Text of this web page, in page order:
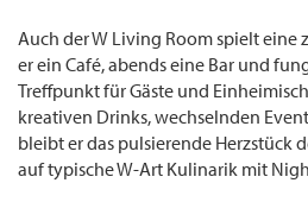
Auch der W Living Room spielt eine
er ein Café, abends eine Bar und
Treffpunkt für Gäste und
kreativen Drinks, wechselnden
bleibt er das pulsierende Herzstück
auf typische W-Art Kulinarik mit